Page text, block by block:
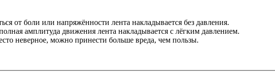
от боли или напряжённости лента накладывается без давления.
амплитуда движения лента накладывается с лёгким давлением.
неверное, можно принести больше вреда, чем пользы.